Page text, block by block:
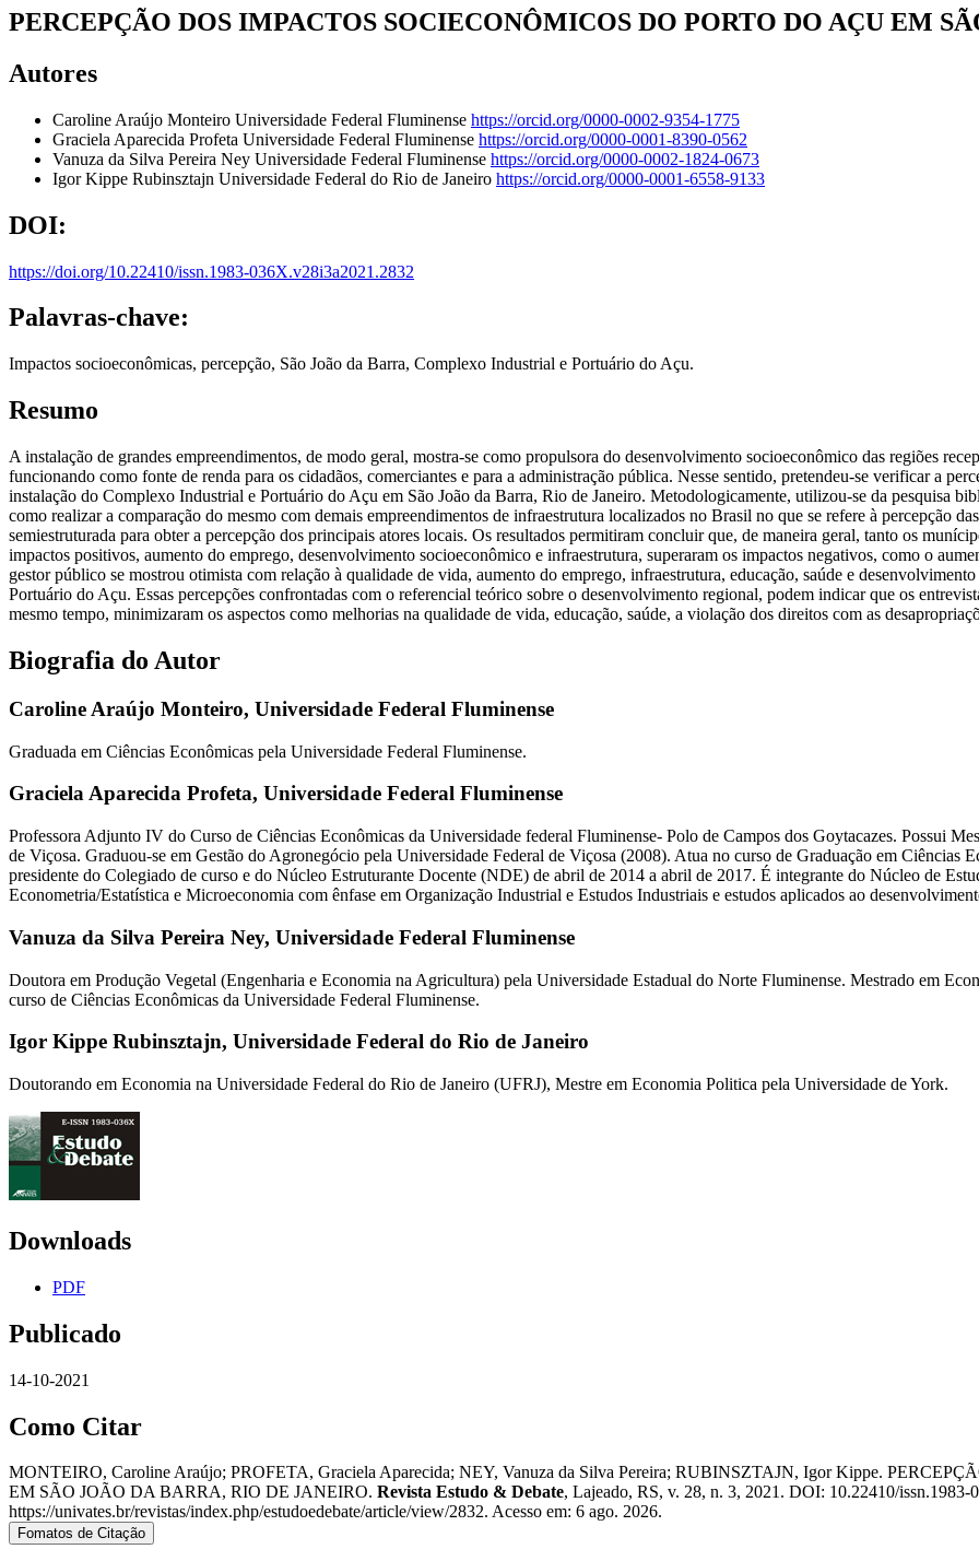
PERCEPÇÃO DOS IMPACTOS SOCIECONÔMICOS DO PORTO DO AÇU EM
Autores
Caroline Araújo Monteiro Universidade Federal Fluminense https://orcid.org/0000-0002-9354-1775
Graciela Aparecida Profeta Universidade Federal Fluminense https://orcid.org/0000-0001-8390-0562
Vanuza da Silva Pereira Ney Universidade Federal Fluminense https://orcid.org/0000-0002-1824-0673
Igor Kippe Rubinsztajn Universidade Federal do Rio de Janeiro https://orcid.org/0000-0001-6558-9133
DOI:
https://doi.org/10.22410/issn.1983-036X.v28i3a2021.2832
Palavras-chave:
Impactos socioeconômicas, percepção, São João da Barra, Complexo Industrial e Portuário do Açu.
Resumo
A instalação de grandes empreendimentos, de modo geral, mostra-se como propulsora do desenvolvimento socioeconômico das regiões
funcionando como fonte de renda para os cidadãos, comerciantes e para a administração pública. Nesse sentido, pretendeu-se verificar a
instalação do Complexo Industrial e Portuário do Açu em São João da Barra, Rio de Janeiro. Metodologicamente, utilizou-se da pesquisa
como realizar a comparação do mesmo com demais empreendimentos de infraestrutura localizados no Brasil no que se refere à percepção
semiestruturada para obter a percepção dos principais atores locais. Os resultados permitiram concluir que, de maneira geral, tanto os
impactos positivos, aumento do emprego, desenvolvimento socioeconômico e infraestrutura, superaram os impactos negativos, como o
gestor público se mostrou otimista com relação à qualidade de vida, aumento do emprego, infraestrutura, educação, saúde e
Portuário do Açu. Essas percepções confrontadas com o referencial teórico sobre o desenvolvimento regional, podem indicar que os
mesmo tempo, minimizaram os aspectos como melhorias na qualidade de vida, educação, saúde, a violação dos direitos com as
Biografia do Autor
Caroline Araújo Monteiro, Universidade Federal Fluminense
Graduada em Ciências Econômicas pela Universidade Federal Fluminense.
Graciela Aparecida Profeta, Universidade Federal Fluminense
Professora Adjunto IV do Curso de Ciências Econômicas da Universidade federal Fluminense- Polo de Campos dos Goytacazes. Possui
de Viçosa. Graduou-se em Gestão do Agronegócio pela Universidade Federal de Viçosa (2008). Atua no curso de Graduação em Ciências
presidente do Colegiado de curso e do Núcleo Estruturante Docente (NDE) de abril de 2014 a abril de 2017. É integrante do Núcleo de
Econometria/Estatística e Microeconomia com ênfase em Organização Industrial e Estudos Industriais e estudos aplicados ao
Vanuza da Silva Pereira Ney, Universidade Federal Fluminense
Doutora em Produção Vegetal (Engenharia e Economia na Agricultura) pela Universidade Estadual do Norte Fluminense. Mestrado em
curso de Ciências Econômicas da Universidade Federal Fluminense.
Igor Kippe Rubinsztajn, Universidade Federal do Rio de Janeiro
Doutorando em Economia na Universidade Federal do Rio de Janeiro (UFRJ), Mestre em Economia Politica pela Universidade de York.
Downloads
PDF
Publicado
14-10-2021
Como Citar
MONTEIRO, Caroline Araújo; PROFETA, Graciela Aparecida; NEY, Vanuza da Silva Pereira; RUBINSZTAJN, Igor Kippe.
EM SÃO JOÃO DA BARRA, RIO DE JANEIRO. Revista Estudo & Debate, Lajeado, RS, v. 28, n. 3, 2021. DOI: 10.22410/
https://univates.br/revistas/index.php/estudoedebate/article/view/2832. Acesso em: 6 ago. 2026.
Fomatos de Citação